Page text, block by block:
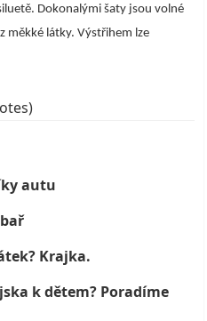
Dokonalými šaty jsou volné
měkké látky. Výstřihem lze
autu
Krajka.
k dětem? Poradíme